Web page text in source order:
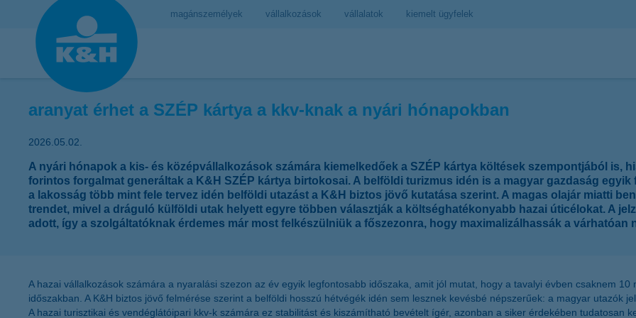
magánszemélyek vállalkozások vállalatok kiemelt ügyfelek
aranyat érhet a SZÉP kártya a kkv-knak a nyári hónapokban
2026.05.02.
A nyári hónapok a kis- és középvállalkozások számára kiemelkedőek a SZÉP kártya költések szempontjából is,
forintos forgalmat generáltak a K&H SZÉP kártya birtokosai. A belföldi turizmus idén is a magyar gazdaság
a lakosság több mint fele tervez idén belföldi utazást a K&H biztos jövő kutatása szerint. A magas olajár miatti
trendet, mivel a dráguló külföldi utak helyett egyre többen választják a költséghatékonyabb hazai úticélokat. A
adott, így a szolgáltatóknak érdemes már most felkészülniük a főszezonra, hogy maximalizálhassák a
A hazai vállalkozások számára a nyaralási szezon az év egyik legfontosabb időszaka, amit jól mutat, hogy a tavalyi évben csaknem
időszakban. A K&H biztos jövő felmérése szerint a belföldi hosszú hétvégék idén sem lesznek kevésbé népszerűek: a magyar utazók
A hazai turisztikai és vendéglátóipari kkv-k számára ez stabilitást és kiszámítható bevételt ígér, azonban a siker érdekében tudatosan